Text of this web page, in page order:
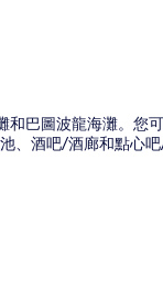
巴圖波龍海灘。您
、酒吧/酒廊和點心吧